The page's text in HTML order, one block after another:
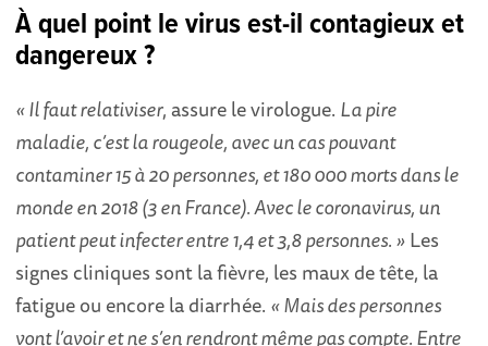
À quel point le virus est-il contagieux et
dangereux ?
« Il faut relativiser, assure le virologue. La pire
maladie, c’est la rougeole, avec un cas pouvant
contaminer 15 à 20 personnes, et 180 000 morts dans le
monde en 2018 (3 en France). Avec le coronavirus, un
patient peut infecter entre 1,4 et 3,8 personnes. »Les
signes cliniques sont la fièvre, les maux de tête, la
fatigue ou encore la diarrhée. « Mais des personnes
vont l’avoir et ne s’en rendront même pas compte. Entre